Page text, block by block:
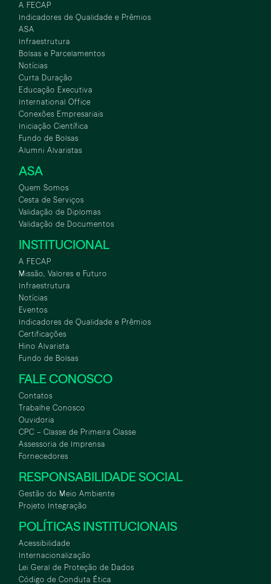
A FECAP
Indicadores de Qualidade e Prêmios
ASA
Infraestrutura
Bolsas e Parcelamentos
Notícias
Curta Duração
Educação Executiva
International Office
Conexões Empresariais
Iniciação Científica
Fundo de Bolsas
Alumni Alvaristas
ASA
Quem Somos
Cesta de Serviços
Validação de Diplomas
Validação de Documentos
INSTITUCIONAL
A FECAP
Missão, Valores e Futuro
Infraestrutura
Notícias
Eventos
Indicadores de Qualidade e Prêmios
Certificações
Hino Alvarista
Fundo de Bolsas
FALE CONOSCO
Contatos
Trabalhe Conosco
Ouvidoria
CPC – Classe de Primeira Classe
Assessoria de Imprensa
Fornecedores
RESPONSABILIDADE SOCIAL
Gestão do Meio Ambiente
Projeto Integração
POLÍTICAS INSTITUCIONAIS
Acessibilidade
Internacionalização
Lei Geral de Proteção de Dados
Código de Conduta Ética